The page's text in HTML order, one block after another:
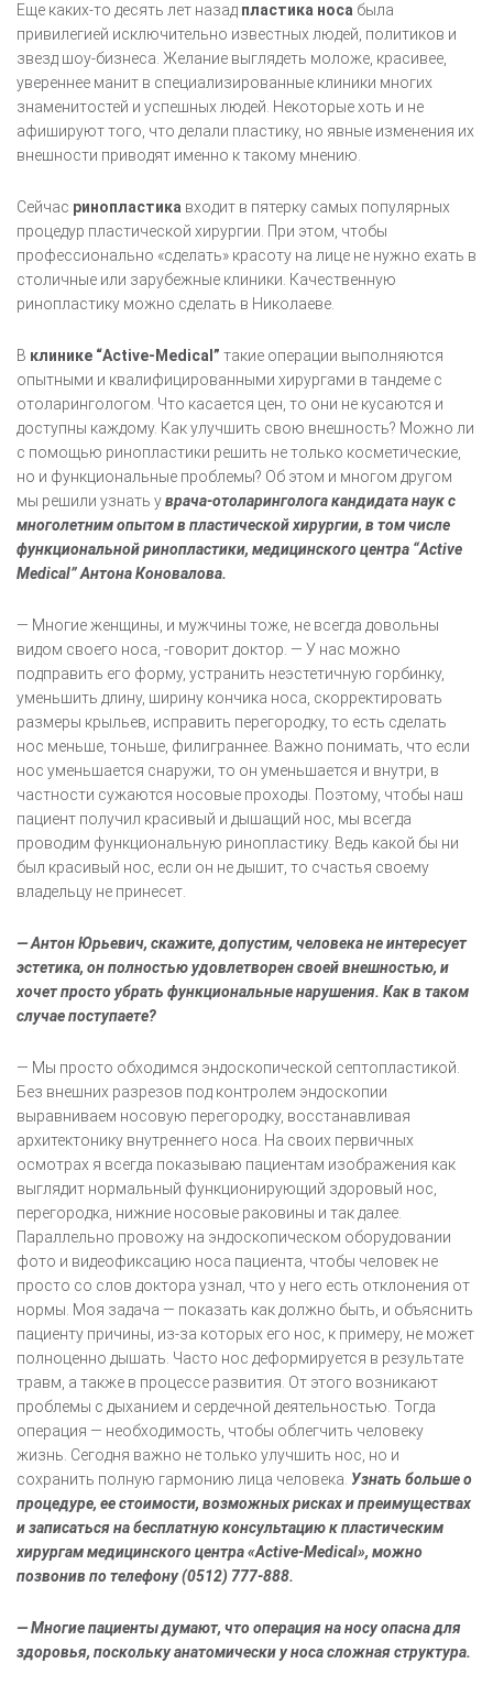
Еще каких-то десять лет назад пластика носа была
привилегией исключительно известных людей, политиков и
звезд шоу-бизнеса. Желание выглядеть моложе, красивее,
увереннее манит в специализированные клиники многих
знаменитостей и успешных людей. Некоторые хоть и не
афишируют того, что делали пластику, но явные изменения их
внешности приводят именно к такому мнению.
Сейчас ринопластика входит в пятерку самых популярных
процедур пластической хирургии. При этом, чтобы
профессионально «сделать» красоту на лице не нужно ехать в
столичные или зарубежные клиники. Качественную
ринопластику можно сделать в Николаеве.
В клинике “Active-Medical” такие операции выполняются
опытными и квалифицированными хирургами в тандеме с
отоларингологом. Что касается цен, то они не кусаются и
доступны каждому. Как улучшить свою внешность? Можно ли
с помощью ринопластики решить не только косметические,
но и функциональные проблемы? Об этом и многом другом
мы решили узнать уврача-отоларинголога кандидата наук с
многолетним опытом в пластической хирургии, в том числе
функциональной ринопластики, медицинского центра “Active
Medical” Антона Коновалова.
— Многие женщины, и мужчины тоже, не всегда довольны
видом своего носа, -говорит доктор. — У нас можно
подправить его форму, устранить неэстетичную горбинку,
уменьшить длину, ширину кончика носа, скорректировать
размеры крыльев, исправить перегородку, то есть сделать
нос меньше, тоньше, филиграннее. Важно понимать, что если
нос уменьшается снаружи, то он уменьшается и внутри, в
частности сужаются носовые проходы. Поэтому, чтобы наш
пациент получил красивый и дышащий нос, мы всегда
проводим функциональную ринопластику. Ведь какой бы ни
был красивый нос, если он не дышит, то счастья своему
владельцу не принесет.
— Антон Юрьевич, скажите, допустим, человека не интересует
эстетика, он полностью удовлетворен своей внешностью, и
хочет просто убрать функциональные нарушения. Как в таком
случае поступаете?
— Мы просто обходимся эндоскопической септопластикой.
Без внешних разрезов под контролем эндоскопии
выравниваем носовую перегородку, восстанавливая
архитектонику внутреннего носа. На своих первичных
осмотрах я всегда показываю пациентам изображения как
выглядит нормальный функционирующий здоровый нос,
перегородка, нижние носовые раковины и так далее.
Параллельно провожу на эндоскопическом оборудовании
фото и видеофиксацию носа пациента, чтобы человек не
просто со слов доктора узнал, что у него есть отклонения от
нормы. Моя задача — показать как должно быть, и объяснить
пациенту причины, из-за которых его нос, к примеру, не может
полноценно дышать. Часто нос деформируется в результате
травм, а также в процессе развития. От этого возникают
проблемы с дыханием и сердечной деятельностью. Тогда
операция — необходимость, чтобы облегчить человеку
жизнь. Сегодня важно не только улучшить нос, но и
сохранить полную гармонию лица человека. Узнать больше о
процедуре, ее стоимости, возможных рисках и преимуществах
и записаться на бесплатную консультацию к пластическим
хирургам медицинского центра «Active-Medical», можно
позвонив по телефону (0512) 777-888.
— Многие пациенты думают, что операция на носу опасна для
здоровья, поскольку анатомически у носа сложная структура.